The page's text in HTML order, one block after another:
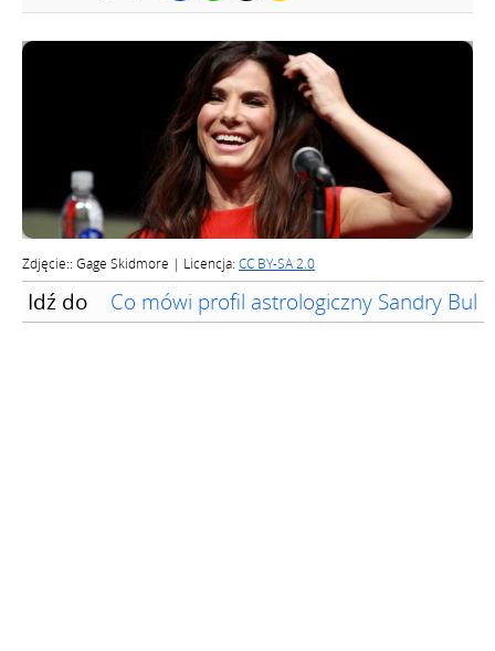
Zdjęcie:: Gage Skidmore | Licencja: CC BY-SA 2.0
Idź do Co mówi profil astrologiczny Sandry